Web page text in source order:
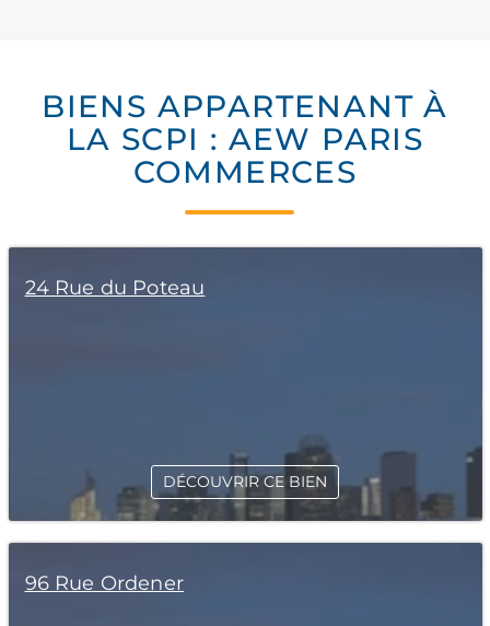
BIENS APPARTENANT À
LA SCPI : AEW PARIS
COMMERCES
24 Rue du Poteau
DÉCOUVRIR CE BIEN
96 Rue Ordener